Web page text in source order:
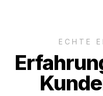
ECHTE